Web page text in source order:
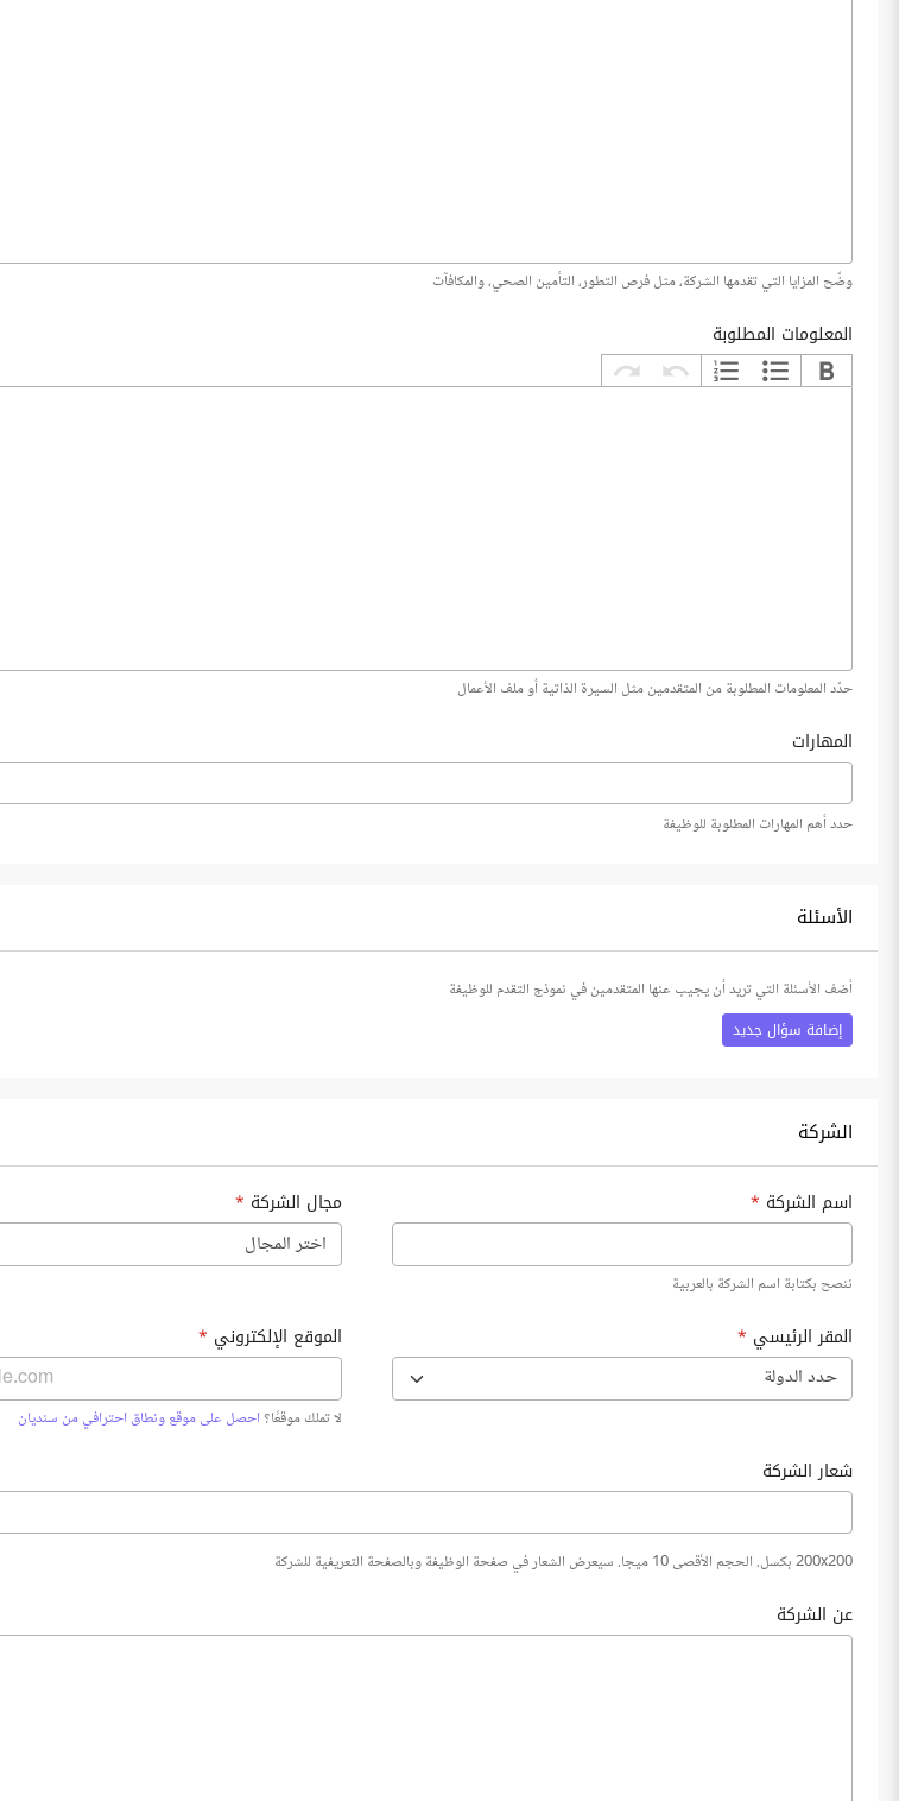
وضّح المزايا التي تقدمها الشركة، مثل فرص التطور، التأمين الصحي، والمكافآت
المعلومات المطلوبة
حدّد المعلومات المطلوبة من المتقدمين مثل السيرة الذاتية أو ملف الأعمال
المهارات
حدد أهم المهارات المطلوبة للوظيفة
الأسئلة
أضف الأسئلة التي تريد أن يجيب عنها المتقدمين في نموذج التقدم للوظيفة
إضافة سؤال جديد
الشركة
اسم الشركة *
ننصح بكتابة اسم الشركة بالعربية
مجال الشركة *
اختر المجال
المقر الرئيسي *
حدد الدولة
الموقع الإلكتروني *
لا تملك موقعًا؟احصل على موقع ونطاق احترافي من سنديان
شعار الشركة
200x200 بكسل. الحجم الأقصى 10 ميجا. سيعرض الشعار في صفحة الوظيفة وبالصفحة التعريفية للشركة
عن الشركة